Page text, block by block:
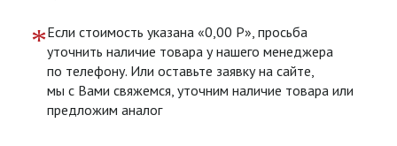
*Если стоимость указана «0,00 Р», просьба
уточнить наличие товара у нашего менеджера
по телефону. Или оставьте заявку на сайте,
мы с Вами свяжемся, уточним наличие товара или
предложим аналог